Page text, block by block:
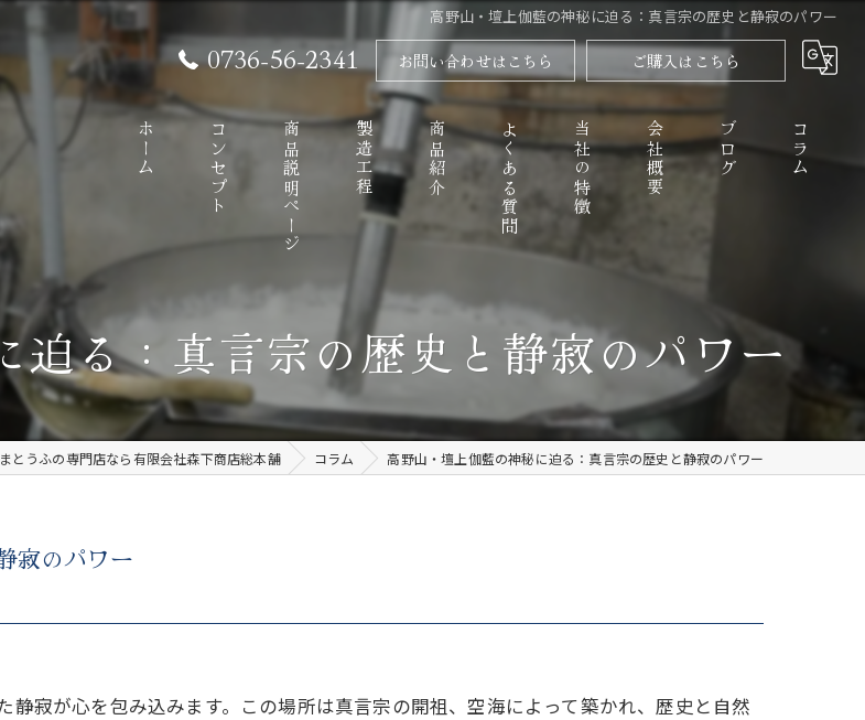
高野山・壇上伽藍の神秘に迫る：真言宗の歴史と静寂のパワー
0736-56-2341 お問い合わせはこちら ご購入はこちら
ホーム コンセプト 商品説明ページ 製造工程 商品紹介 よくある質問 当社の特徴
精進料理
なめらか
お取り寄せ
会社概要 ブログ コラム
迫る：真言宗の歴史と静寂のパワー
とうふの専門店なら有限会社森下商店総本舗 コラム 高野山・壇上伽藍の神秘に迫る：真言宗の歴史と静寂のパワー
寂のパワー
寂が心を包み込みます。この場所は真言宗の開祖、空海によって築かれ、歴史と自然